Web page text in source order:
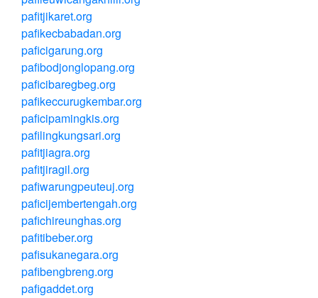
pafitjikaret.org
pafikecbabadan.org
paficigarung.org
pafibodjonglopang.org
paficibaregbeg.org
pafikeccurugkembar.org
paficipamingkis.org
pafilingkungsari.org
pafitjiagra.org
pafitjiragil.org
pafiwarungpeuteuj.org
paficijembertengah.org
pafichireunghas.org
pafitibeber.org
pafisukanegara.org
pafibengbreng.org
pafigaddet.org